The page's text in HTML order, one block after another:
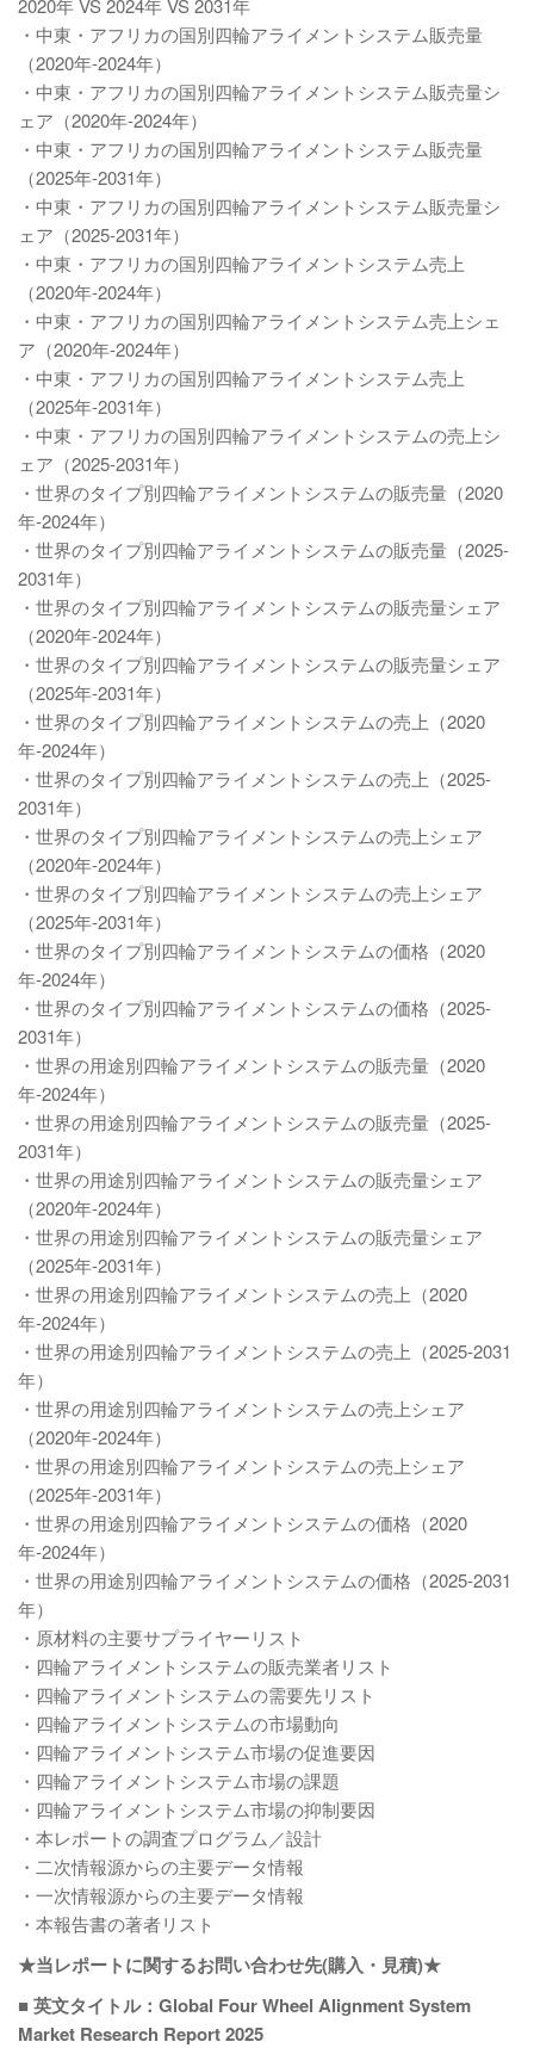
2020年 VS 2024年 VS 2031年
・中東・アフリカの国別四輪アライメントシステム販売量
（2020年-2024年）
・中東・アフリカの国別四輪アライメントシステム販売量シ
ェア（2020年-2024年）
・中東・アフリカの国別四輪アライメントシステム販売量
（2025年-2031年）
・中東・アフリカの国別四輪アライメントシステム販売量シ
ェア（2025-2031年）
・中東・アフリカの国別四輪アライメントシステム売上
（2020年-2024年）
・中東・アフリカの国別四輪アライメントシステム売上シェ
ア（2020年-2024年）
・中東・アフリカの国別四輪アライメントシステム売上
（2025年-2031年）
・中東・アフリカの国別四輪アライメントシステムの売上シ
ェア（2025-2031年）
・世界のタイプ別四輪アライメントシステムの販売量（2020
年-2024年）
・世界のタイプ別四輪アライメントシステムの販売量（2025-
2031年）
・世界のタイプ別四輪アライメントシステムの販売量シェア
（2020年-2024年）
・世界のタイプ別四輪アライメントシステムの販売量シェア
（2025年-2031年）
・世界のタイプ別四輪アライメントシステムの売上（2020
年-2024年）
・世界のタイプ別四輪アライメントシステムの売上（2025-
2031年）
・世界のタイプ別四輪アライメントシステムの売上シェア
（2020年-2024年）
・世界のタイプ別四輪アライメントシステムの売上シェア
（2025年-2031年）
・世界のタイプ別四輪アライメントシステムの価格（2020
年-2024年）
・世界のタイプ別四輪アライメントシステムの価格（2025-
2031年）
・世界の用途別四輪アライメントシステムの販売量（2020
年-2024年）
・世界の用途別四輪アライメントシステムの販売量（2025-
2031年）
・世界の用途別四輪アライメントシステムの販売量シェア
（2020年-2024年）
・世界の用途別四輪アライメントシステムの販売量シェア
（2025年-2031年）
・世界の用途別四輪アライメントシステムの売上（2020
年-2024年）
・世界の用途別四輪アライメントシステムの売上（2025-2031
年）
・世界の用途別四輪アライメントシステムの売上シェア
（2020年-2024年）
・世界の用途別四輪アライメントシステムの売上シェア
（2025年-2031年）
・世界の用途別四輪アライメントシステムの価格（2020
年-2024年）
・世界の用途別四輪アライメントシステムの価格（2025-2031
年）
・原材料の主要サプライヤーリスト
・四輪アライメントシステムの販売業者リスト
・四輪アライメントシステムの需要先リスト
・四輪アライメントシステムの市場動向
・四輪アライメントシステム市場の促進要因
・四輪アライメントシステム市場の課題
・四輪アライメントシステム市場の抑制要因
・本レポートの調査プログラム／設計
・二次情報源からの主要データ情報
・一次情報源からの主要データ情報
・本報告書の著者リスト
★当レポートに関するお問い合わせ先(購入・見積)★
■ 英文タイトル：Global Four Wheel Alignment System
Market Research Report 2025